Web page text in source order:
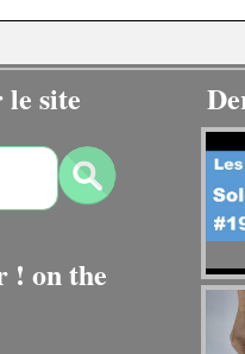
site
! on the